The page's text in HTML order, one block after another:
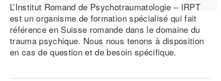
L’Institut Romand de Psychotraumatologie – IRPT
est un organisme de formation spécialisé qui fait
référence en Suisse romande dans le domaine du
trauma psychique. Nous nous tenons à disposition
en cas de question et de besoin spécifique.